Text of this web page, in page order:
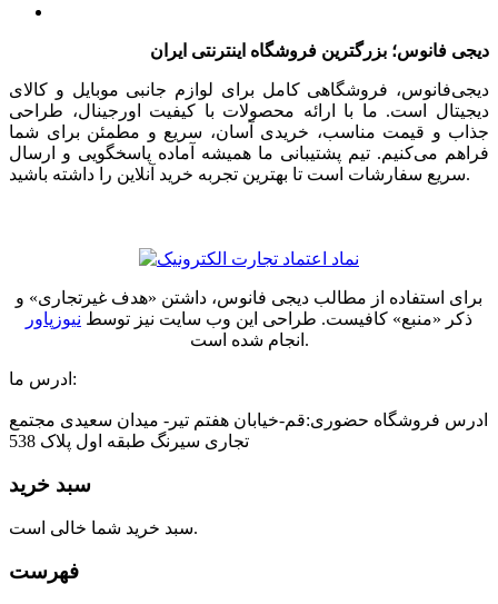
دیجی فانوس؛ بزرگترین فروشگاه اینترنتی ایران
دیجی‌فانوس، فروشگاهی کامل برای لوازم جانبی موبایل و کالای
دیجیتال است. ما با ارائه محصولات با کیفیت اورجینال، طراحی
جذاب و قیمت مناسب، خریدی آسان، سریع و مطمئن برای شما
فراهم می‌کنیم. تیم پشتیبانی ما همیشه آماده پاسخگویی و ارسال
سریع سفارشات است تا بهترین تجربه خرید آنلاین را داشته باشید.
برای استفاده از مطالب دیجی فانوس، داشتن «هدف غیرتجاری» و
ذکر «منبع» کافیست. طراحی این وب سایت نیز توسط نیوزپاور
انجام شده است.
ادرس ما:
ادرس فروشگاه حضوری:قم-خیابان هفتم تیر- میدان سعیدی مجتمع
تجاری سیرنگ طبقه اول پلاک 538
سبد خرید
سبد خرید شما خالی است.
فهرست